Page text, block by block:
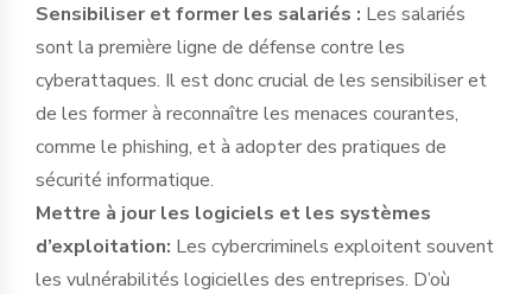
Sensibiliser et former les salariés : Les salariés
sont la première ligne de défense contre les
cyberattaques. Il est donc crucial de les sensibiliser et
de les former à reconnaître les menaces courantes,
comme le phishing, et à adopter des pratiques de
sécurité informatique.
Mettre à jour les logiciels et les systèmes
d’exploitation: Les cybercriminels exploitent souvent
les vulnérabilités logicielles des entreprises. D’où